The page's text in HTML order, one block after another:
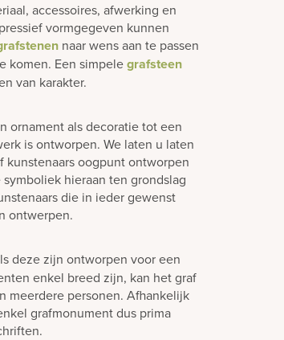
accessoires, afwerking en
vormgegeven kunnen
naar wens aan te passen
komen. Een simpelegrafsteen
van karakter.
ornament als decoratie tot een
is ontworpen. We laten u laten
oogpunt ontworpen
hieraan ten grondslag
die in ieder gewenst
ontwerpen.
deze zijn ontworpen voor een
enkel breed zijn, kan het graf
meerdere personen. Afhankelijk
grafmonument dus prima